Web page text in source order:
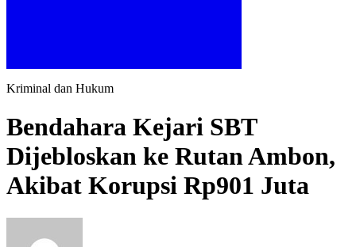
Kriminal dan Hukum
Bendahara Kejari SBT
Dijebloskan ke Rutan Ambon,
Akibat Korupsi Rp901 Juta